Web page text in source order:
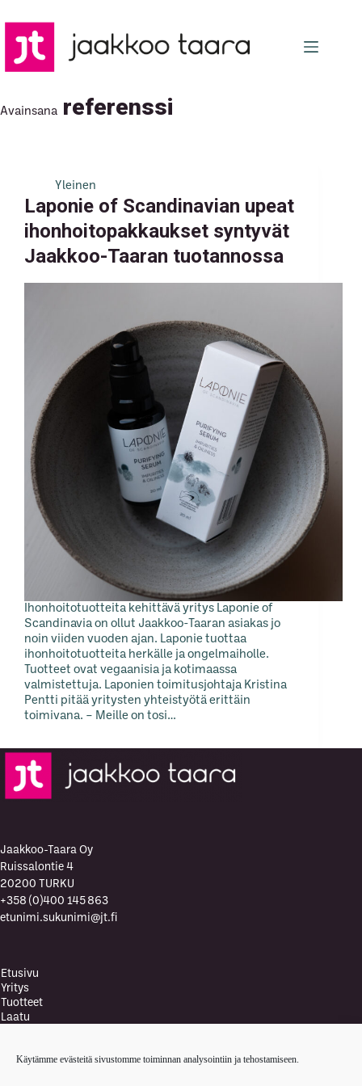
Käytämme evästeitä sivustomme toiminnan analysointiin ja tehostamiseen.
to
content
Avainsana referenssi
Yleinen
Laponie of Scandinavian upeat
ihonhoitopakkaukset syntyvät
Jaakkoo-Taaran tuotannossa
Ihonhoitotuotteita kehittävä yritys Laponie of
Scandinavia on ollut Jaakkoo-Taaran asiakas jo
noin viiden vuoden ajan. Laponie tuottaa
ihonhoitotuotteita herkälle ja ongelmaiholle.
Tuotteet ovat vegaanisia ja kotimaassa
valmistettuja. Laponien toimitusjohtaja Kristina
Pentti pitää yritysten yhteistyötä erittäin
toimivana. – Meille on tosi…
Jaakkoo-Taara Oy
Ruissalontie 4
20200 TURKU
+358 (0)400 145 863
etunimi.sukunimi@jt.fi
Etusivu
Yritys
Tuotteet
Laatu